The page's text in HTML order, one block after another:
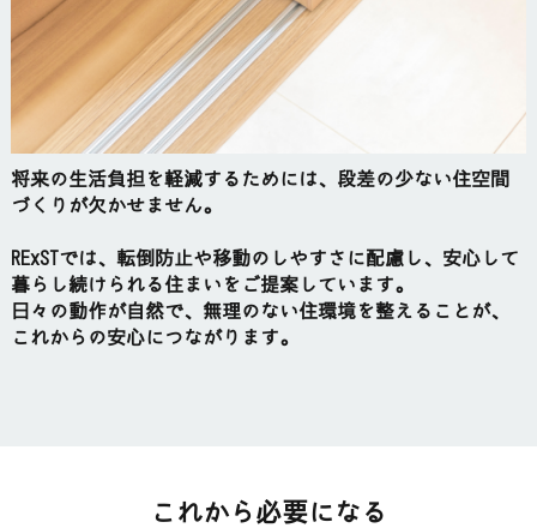
将来の生活負担を軽減するためには、段差の少ない住空間
づくりが欠かせません。
RExSTでは、転倒防止や移動のしやすさに配慮し、安心して
暮らし続けられる住まいをご提案しています。
日々の動作が自然で、無理のない住環境を整えることが、
これからの安心につながります。
これから必要になる